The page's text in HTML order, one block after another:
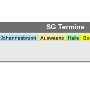
SG Termine
Johannesbrunn Auswaerts Halle